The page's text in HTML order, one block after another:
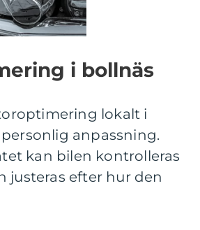
i bollnäs
lokalt i
anpassning.
kan bilen kontrolleras
justeras efter hur den